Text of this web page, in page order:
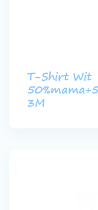
T-Shirt Wit
3M